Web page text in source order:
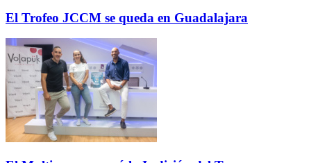
El Trofeo JCCM se queda en Guadalajara